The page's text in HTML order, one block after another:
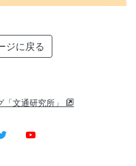
ジに戻る
「文通研究所」